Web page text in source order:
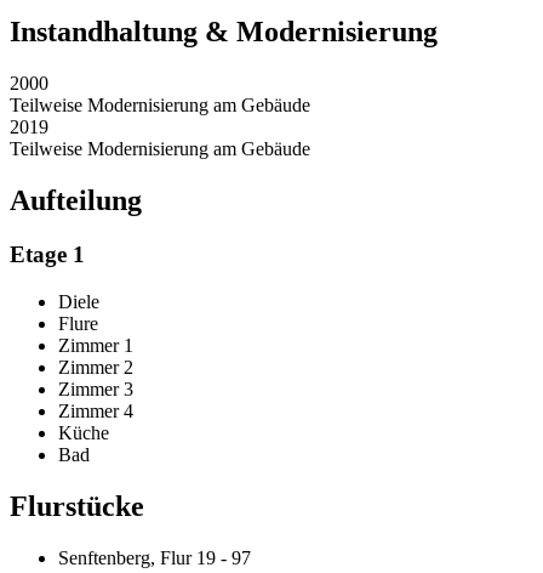
Instandhaltung & Modernisierung
2000
Teilweise Modernisierung am Gebäude
2019
Teilweise Modernisierung am Gebäude
Aufteilung
Etage 1
Diele
Flure
Zimmer 1
Zimmer 2
Zimmer 3
Zimmer 4
Küche
Bad
Flurstücke
Senftenberg, Flur 19 - 97